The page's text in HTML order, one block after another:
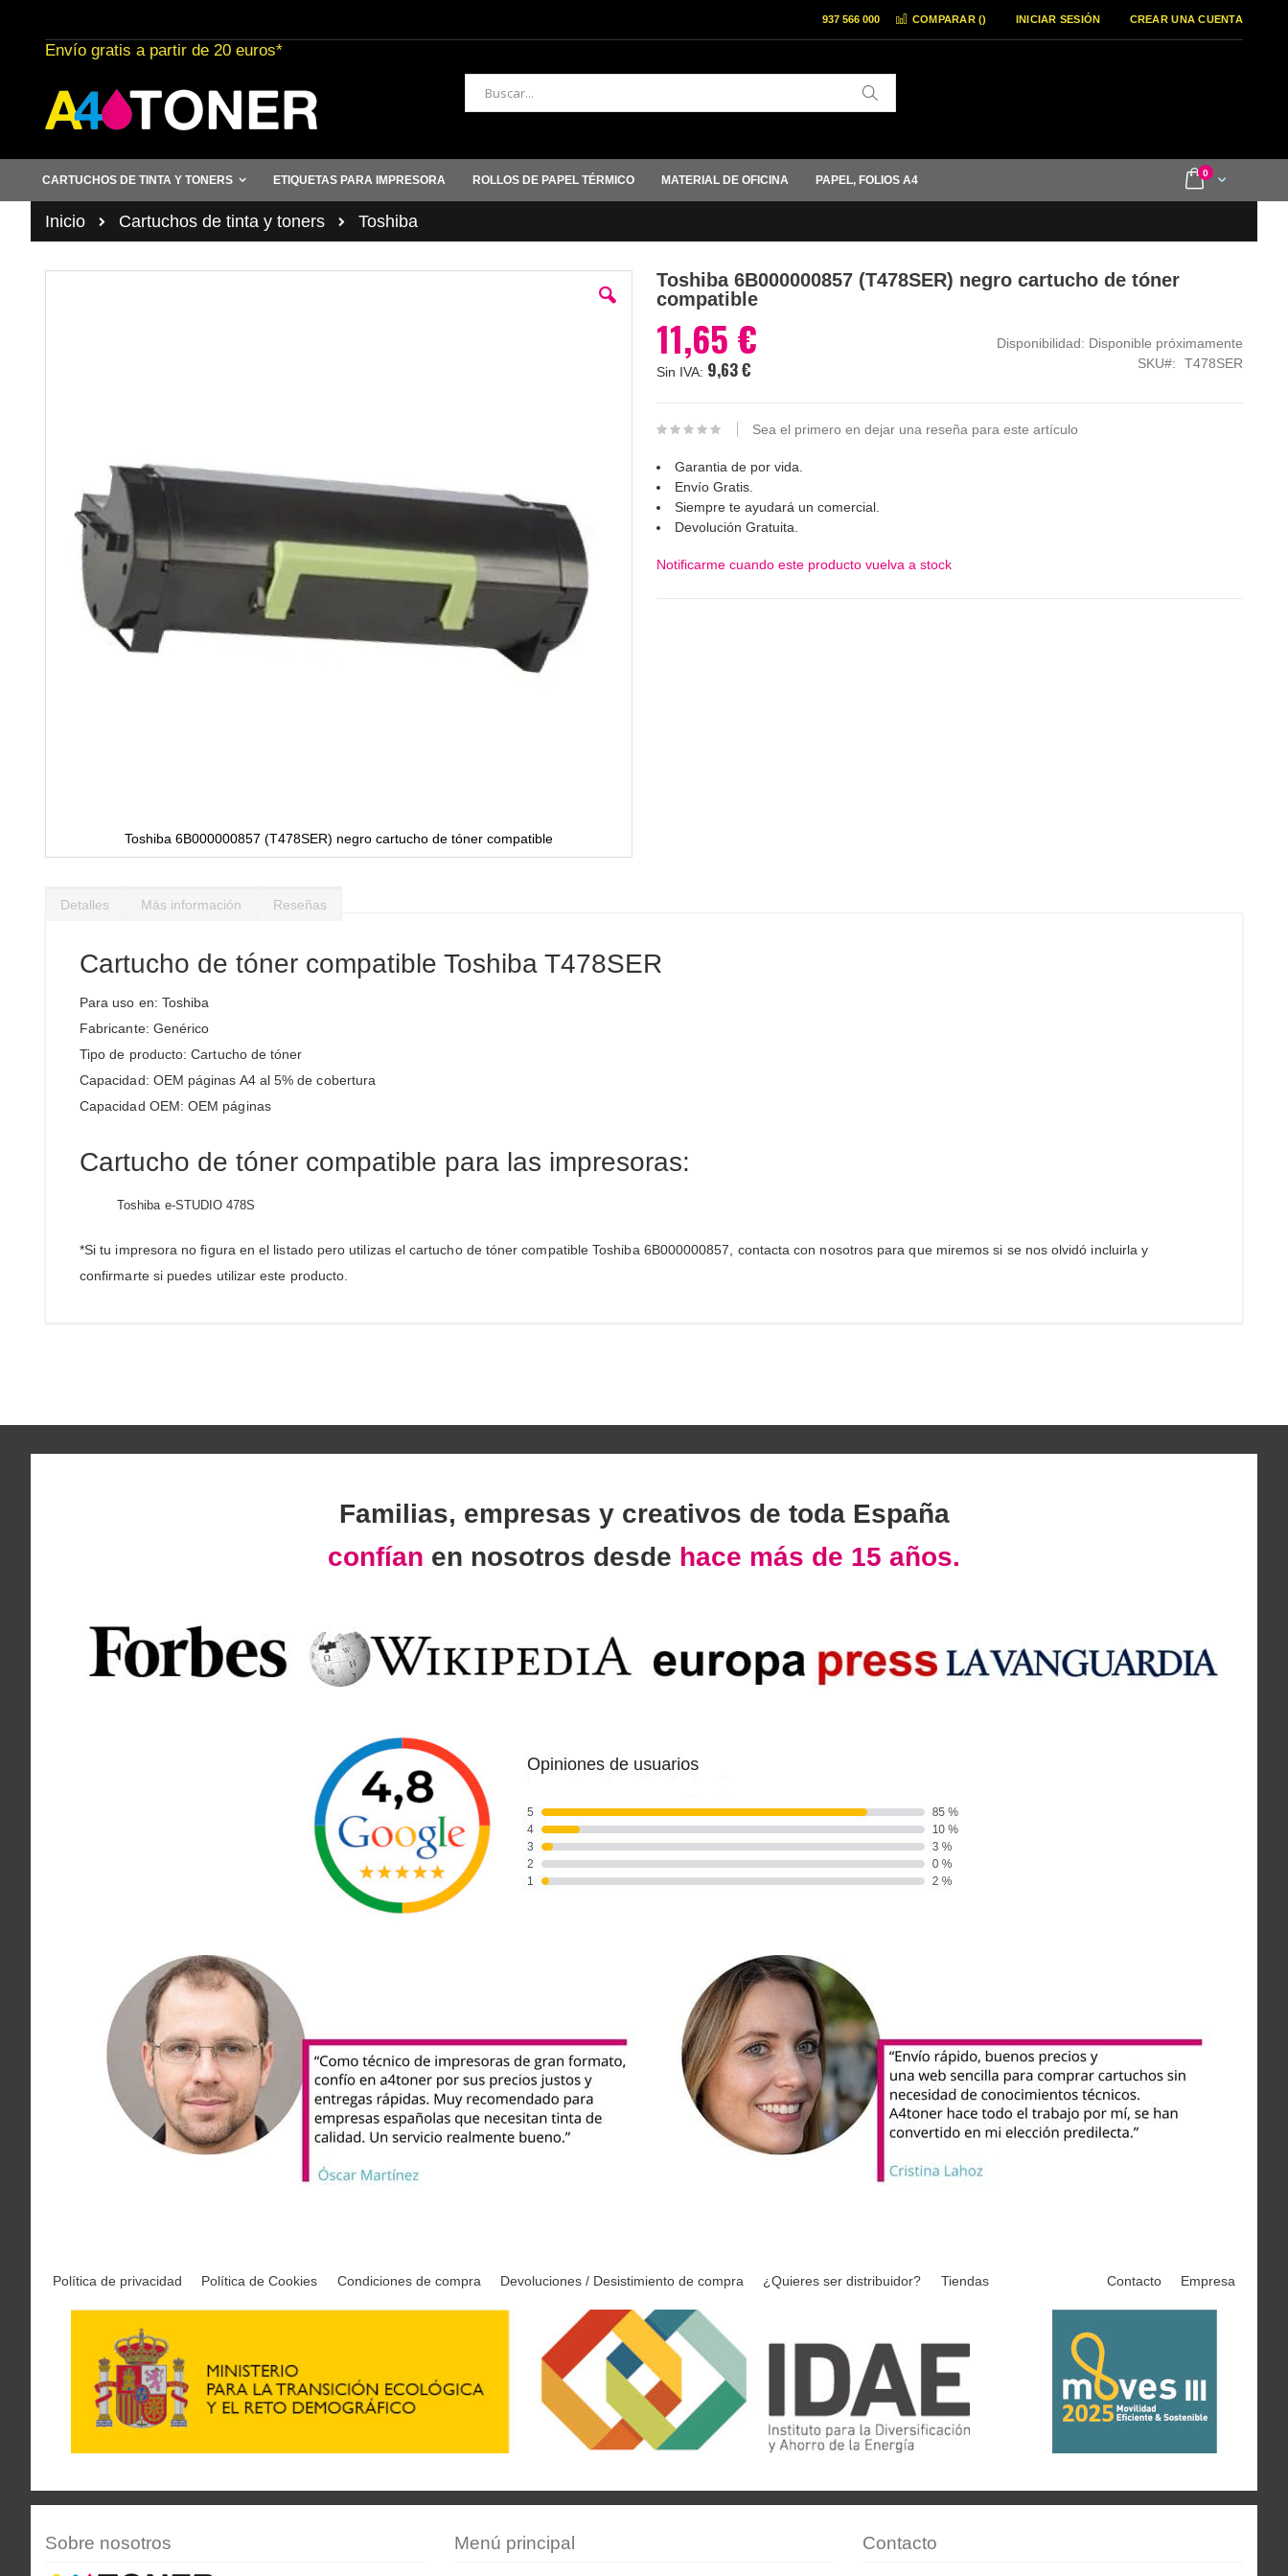
al
contenido
COMPARAR () INICIAR SESIÓN CREAR UNA CUENTA
937 566 000
Envío gratis a partir de 20 euros*
Buscar
Cart
0items
CARTUCHOS DE TINTA Y TONERS ETIQUETAS PARA IMPRESORA ROLLOS DE PAPEL TÉRMICO MATERIAL DE OFICINA PAPEL, FOLIOS A4
Inicio Cartuchos de tinta y toners Toshiba
Toshiba 6B000000857 (T478SER) negro cartucho de tóner compatible
comienzo
galería
imágenes
Toshiba 6B000000857 (T478SER) negro cartucho de tóner
compatible
11,65 €
9,63 €
Disponibilidad: Disponible próximamente
SKU
T478SER
Sea el primero en dejar una reseña para este artículo
Garantia de por vida.
Envío Gratis.
Siempre te ayudará un comercial.
Devolución Gratuita.
Notificarme cuando este producto vuelva a stock
Detalles
Cartucho de tóner compatible Toshiba T478SER
Para uso en: Toshiba
Fabricante: Genérico
Tipo de producto: Cartucho de tóner
Capacidad: OEM páginas A4 al 5% de cobertura
Capacidad OEM: OEM páginas
Cartucho de tóner compatible para las impresoras:
Toshiba e-STUDIO 478S
*Si tu impresora no figura en el listado pero utilizas el cartucho de tóner compatible Toshiba 6B000000857, contacta con nosotros para que miremos si se nos olvidó incluirla y
confirmarte si puedes utilizar este producto.
Más información Reseñas
Familias, empresas y creativos de toda España
confían en nosotros desde hace más de 15 años.
Política de privacidad Política de Cookies Condiciones de compra Devoluciones / Desistimiento de compra ¿Quieres ser distribuidor? Tiendas Contacto Empresa
Sobre nosotros Menú principal Contacto